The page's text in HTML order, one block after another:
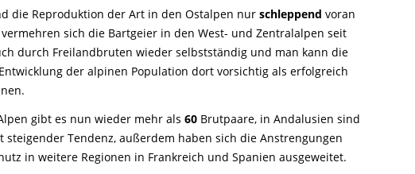
Gartensünden
die Reproduktion der Art in den Ostalpen nur schleppend voran
vermehren sich die Bartgeier in den West- und Zentralalpen seit
durch Freilandbruten wieder selbstständig und man kann die
der alpinen Population dort vorsichtig als erfolgreich
gibt es nun wieder mehr als 60Brutpaare, in Andalusien sind
steigender Tendenz, außerdem haben sich die Anstrengungen
in weitere Regionen in Frankreich und Spanien ausgeweitet.